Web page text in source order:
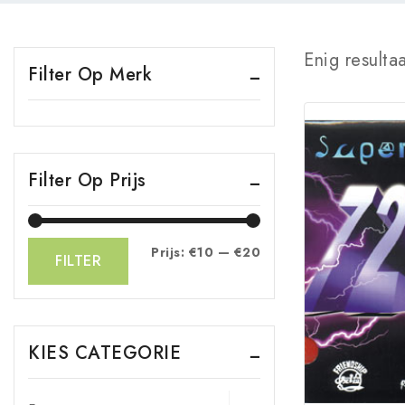
Enig
Filter Op Merk
Filter Op Prijs
FILTER Prijs: €10 — €20
KIES CATEGORIE